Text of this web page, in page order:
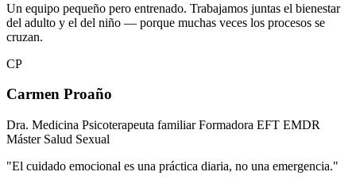
Un equipo pequeño pero entrenado. Trabajamos juntas el bienestar
del adulto y el del niño — porque muchas veces los procesos se
cruzan.
CP
Carmen Proaño
Dra. Medicina Psicoterapeuta familiar Formadora EFT EMDR
Máster Salud Sexual
"El cuidado emocional es una práctica diaria, no una emergencia."